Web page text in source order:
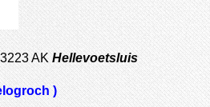
AK Hellevoetsluis
)